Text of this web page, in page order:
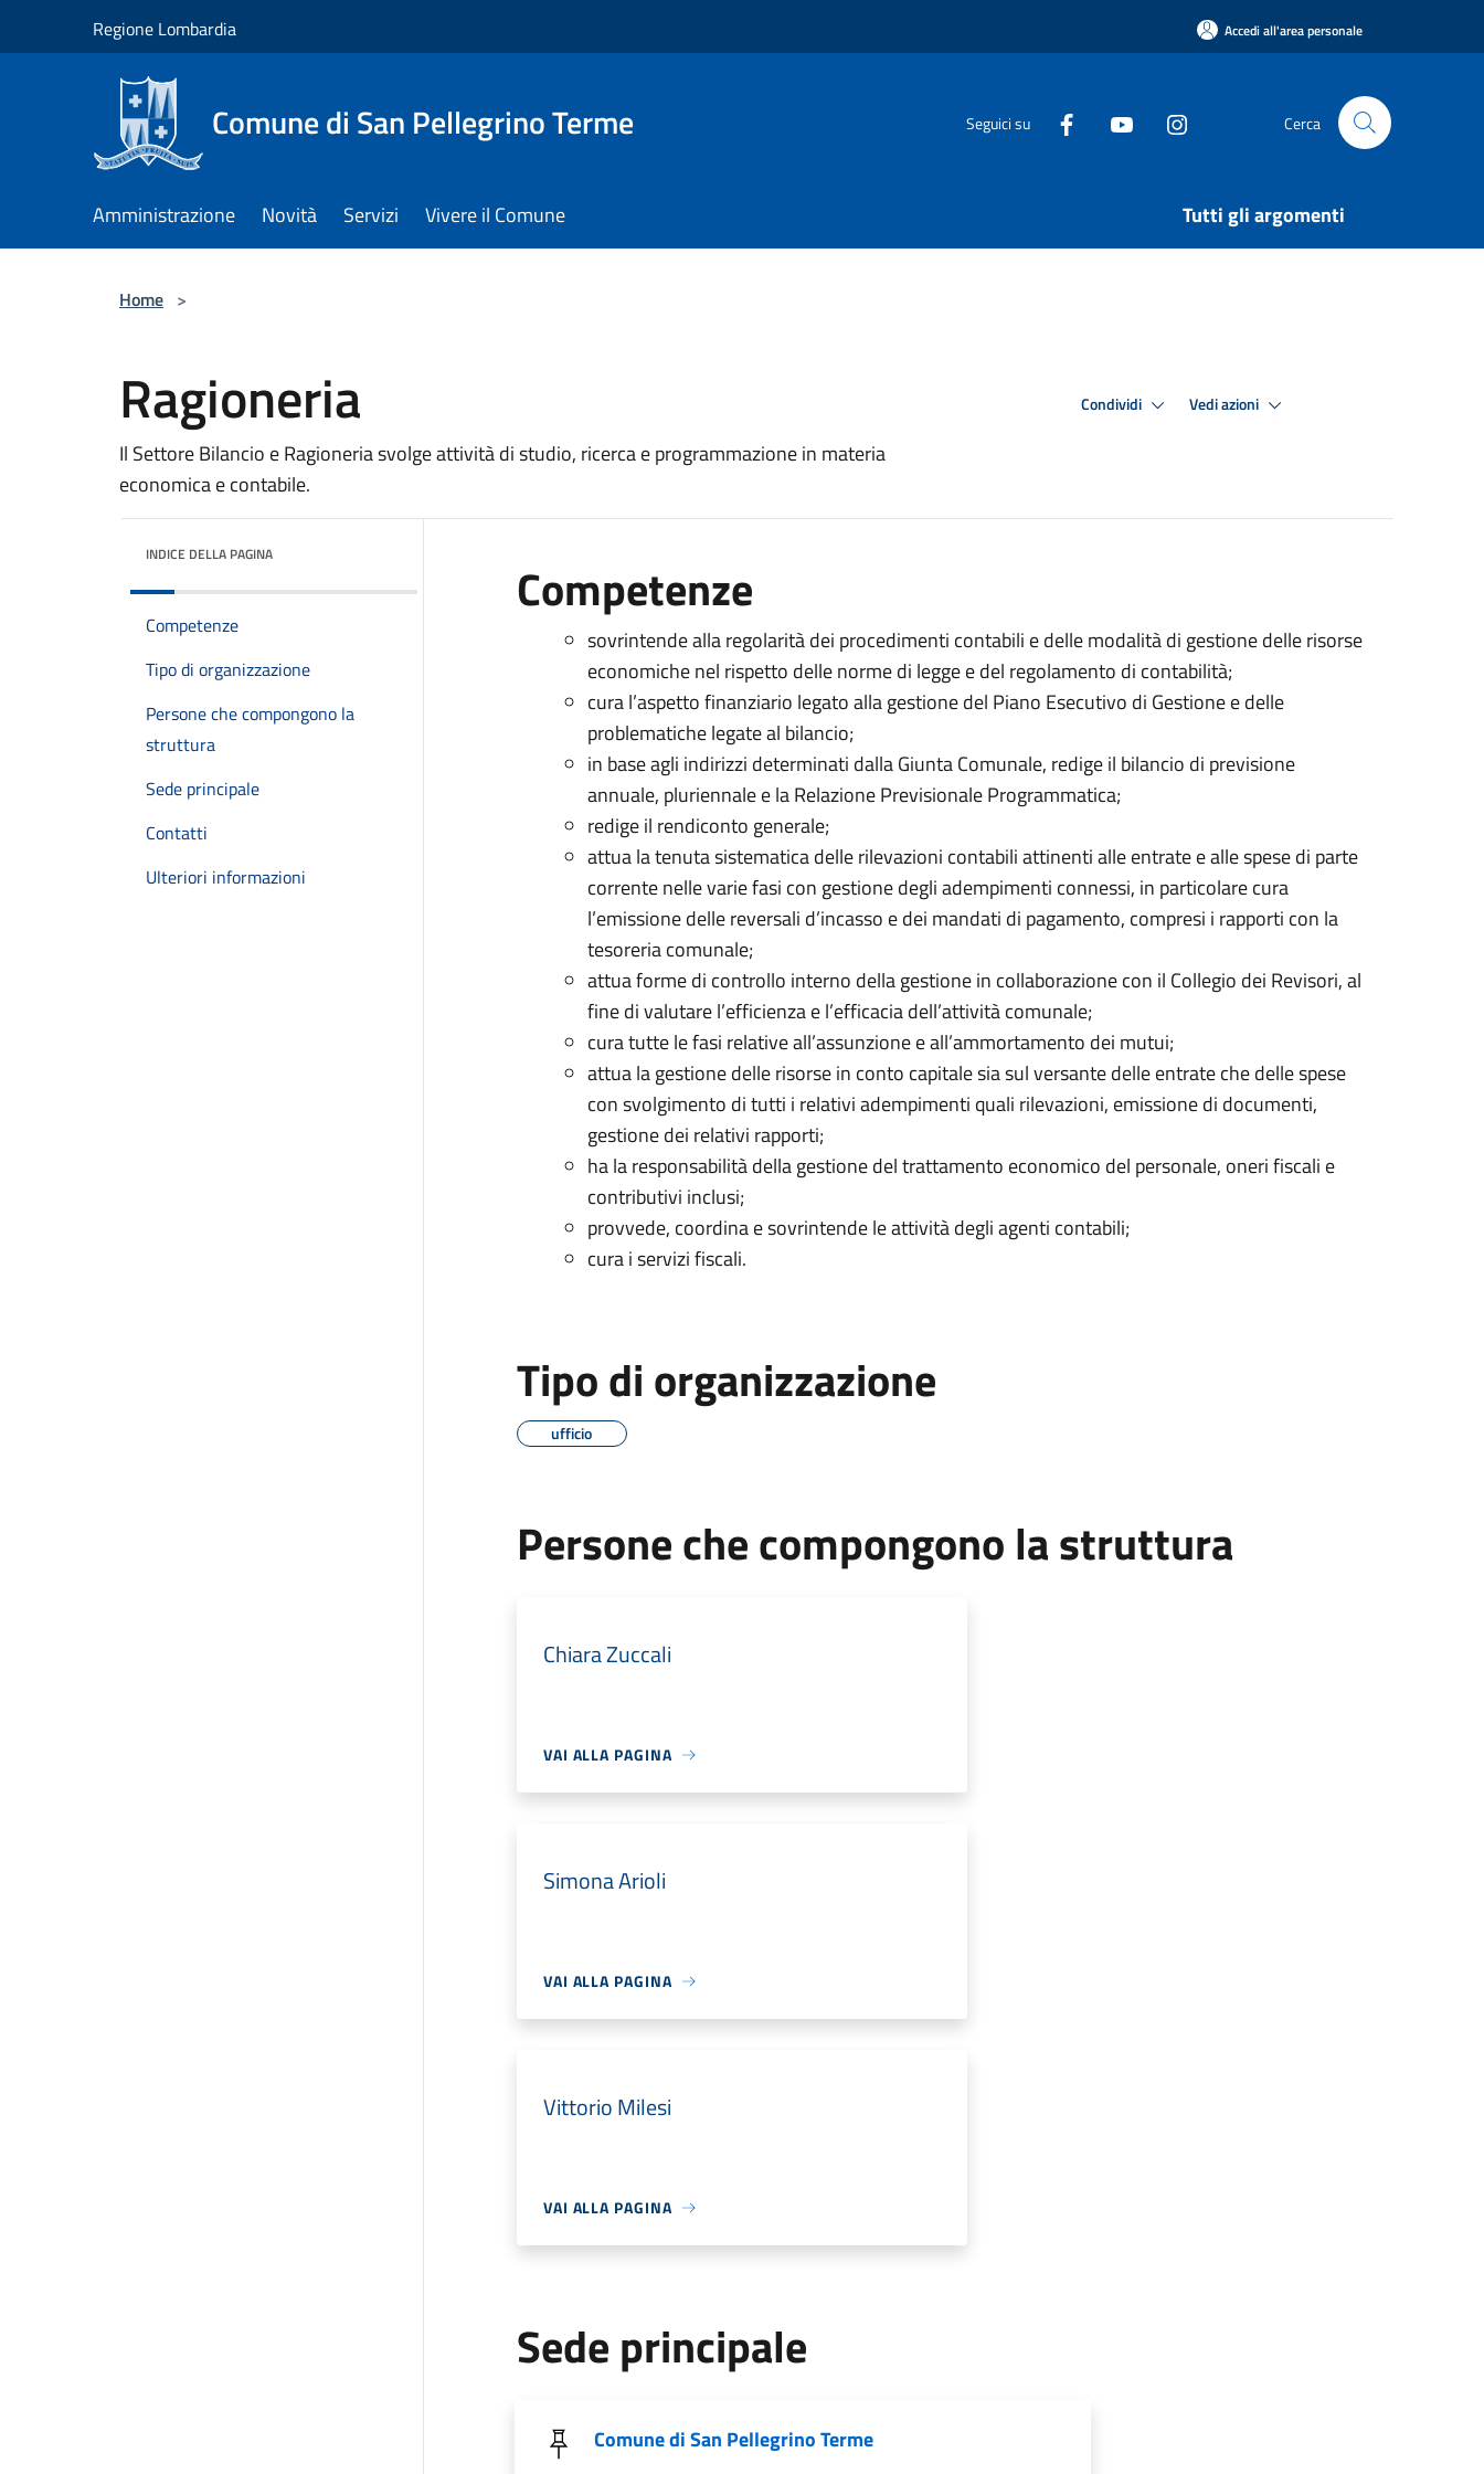
Regione Lombardia Accedi all'area personale
Comune di San Pellegrino Terme Seguici su Cerca
Amministrazione Novità Servizi Vivere il Comune Tutti gli argomenti
Home >
Ragioneria
Il Settore Bilancio e Ragioneria svolge attività di studio, ricerca e programmazione in materia
economica e contabile.
Condividi Vedi azioni
INDICE DELLA PAGINA
Competenze
Tipo di organizzazione
Persone che compongono la
struttura
Sede principale
Contatti
Ulteriori informazioni
Competenze
sovrintende alla regolarità dei procedimenti contabili e delle modalità di gestione delle risorse
economiche nel rispetto delle norme di legge e del regolamento di contabilità;
cura l’aspetto finanziario legato alla gestione del Piano Esecutivo di Gestione e delle
problematiche legate al bilancio;
in base agli indirizzi determinati dalla Giunta Comunale, redige il bilancio di previsione
annuale, pluriennale e la Relazione Previsionale Programmatica;
redige il rendiconto generale;
attua la tenuta sistematica delle rilevazioni contabili attinenti alle entrate e alle spese di parte
corrente nelle varie fasi con gestione degli adempimenti connessi, in particolare cura
l’emissione delle reversali d’incasso e dei mandati di pagamento, compresi i rapporti con la
tesoreria comunale;
attua forme di controllo interno della gestione in collaborazione con il Collegio dei Revisori, al
fine di valutare l’efficienza e l’efficacia dell’attività comunale;
cura tutte le fasi relative all’assunzione e all’ammortamento dei mutui;
attua la gestione delle risorse in conto capitale sia sul versante delle entrate che delle spese
con svolgimento di tutti i relativi adempimenti quali rilevazioni, emissione di documenti,
gestione dei relativi rapporti;
ha la responsabilità della gestione del trattamento economico del personale, oneri fiscali e
contributivi inclusi;
provvede, coordina e sovrintende le attività degli agenti contabili;
cura i servizi fiscali.
Tipo di organizzazione
ufficio
Persone che compongono la struttura
Chiara Zuccali
VAI ALLA PAGINA
Simona Arioli
VAI ALLA PAGINA
Vittorio Milesi
VAI ALLA PAGINA
Sede principale
Comune di San Pellegrino Terme